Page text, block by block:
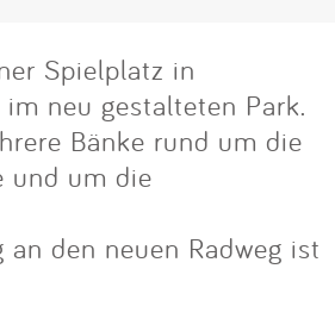
Spielplatz in
neu gestalteten Park.
Bänke rund um die
und um die
an den neuen Radweg ist